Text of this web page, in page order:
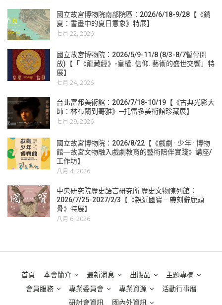
國立故宮博物院南部院區：2026/6/18-9/28【《銷
夏：書畫中的夏日意象》特展】
七月 22, 2026
國立故宮博物院：2026/5/9-11/8 (8/3-8/7暫停開
放)【「《龍藏經》-皇權. 信仰. 藝術的盛世交響」特
展】
七月 24, 2026
台北富邦美術館：2026/7/18-10/19【《古典光影大
師：林布蘭到哥雅》─托雷多美術館珍藏展】
七月 29, 2026
國立故宮博物院：2026/8/22【《戲劇 · 少年 · 博物
館―故宮文物融入戲劇教育的藝術陪伴實踐》講座/
工作坊】
八月 4, 2026
中央研究院歷史語言研究所 歷史文物陳列館：
2026/7/25-2027/2/3【《親近國寶－帶刻辭鹿頭
骨》特展】
八月 6, 2026
首頁 本會簡介 最新消息 出版品
主題專欄
會員服務
專業委員會 專業資源
活動行事曆
研討會資訊
國內外資訊